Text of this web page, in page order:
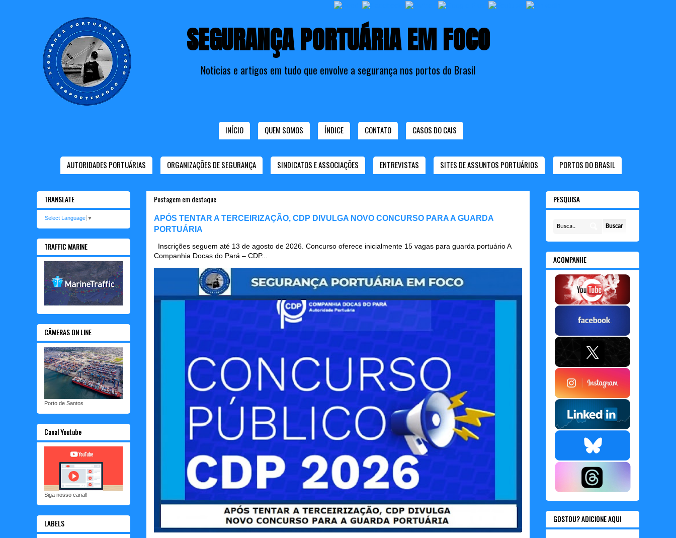
SEGURANÇA PORTUÁRIA EM FOCO
Noticias e artigos em tudo que envolve a segurança nos portos do Brasil
INÍCIO QUEM SOMOS ÍNDICE CONTATO CASOS DO CAIS
AUTORIDADES PORTUÁRIAS ORGANIZAÇÕES DE SEGURANÇA SINDICATOS E ASSOCIAÇÕES ENTREVISTAS SITES DE ASSUNTOS PORTUÁRIOS PORTOS DO BRASIL
Postagem em destaque
APÓS TENTAR A TERCEIRIZAÇÃO, CDP DIVULGA NOVO CONCURSO PARA A GUARDA
PORTUÁRIA
Inscrições seguem até 13 de agosto de 2026. Concurso oferece inicialmente 15 vagas para guarda portuário A
Companhia Docas do Pará – CDP...
TRANSLATE
Select Language ▼
TRAFFIC MARINE
CÂMERAS ON LINE
Porto de Santos
Canal Youtube
Siga nosso canal!
LABELS
PESQUISA
ACOMPANHE
GOSTOU? ADICIONE AQUI